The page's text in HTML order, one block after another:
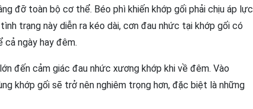
đỡ toàn bộ cơ thể. Béo phì khiến khớp gối phải chịu áp lực
trạng này diễn ra kéo dài, cơn đau nhức tại khớp gối có
cả ngày hay đêm.
đến cảm giác đau nhức xương khớp khi về đêm. Vào
khớp gối sẽ trở nên nghiêm trọng hơn, đặc biệt là những